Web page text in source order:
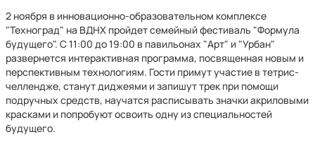
2 ноября в инновационно-образовательном комплексе
"Техноград" на ВДНХ пройдет семейный фестиваль "Формула
будущего". С 11:00 до 19:00 в павильонах "Арт" и "Урбан"
развернется интерактивная программа, посвященная новым и
перспективным технологиям. Гости примут участие в тетрис-
челлендже, станут диджеями и запишут трек при помощи
подручных средств, научатся расписывать значки акриловыми
красками и попробуют освоить одну из специальностей
будущего.